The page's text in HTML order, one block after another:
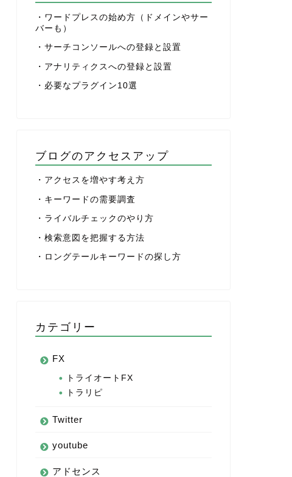
・ワードプレスの始め方（ドメインやサー
バーも）
・サーチコンソールへの登録と設置
・アナリティクスへの登録と設置
・必要なプラグイン10選
ブログのアクセスアップ
・アクセスを増やす考え方
・キーワードの需要調査
・ライバルチェックのやり方
・検索意図を把握する方法
・ロングテールキーワードの探し方
カテゴリー
FX
トライオートFX
トラリピ
Twitter
youtube
アドセンス